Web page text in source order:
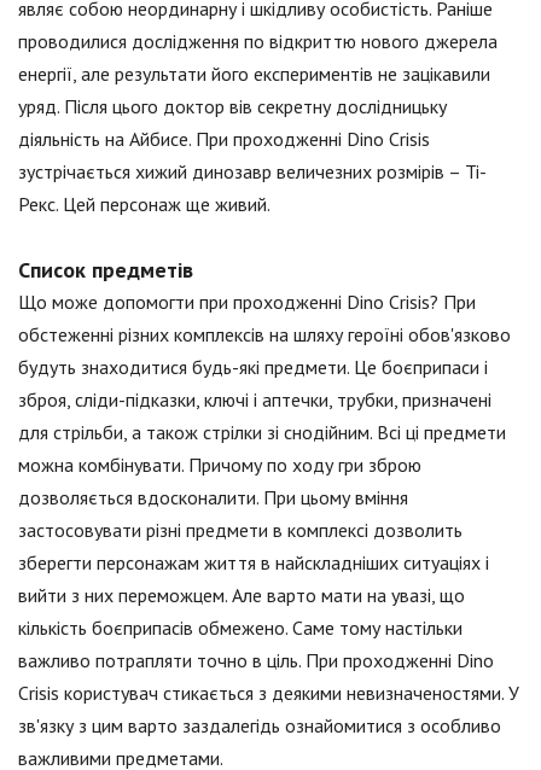
являє собою неординарну і шкідливу особистість. Раніше
проводилися дослідження по відкриттю нового джерела
енергії, але результати його експериментів не зацікавили
уряд. Після цього доктор вів секретну дослідницьку
діяльність на Айбисе. При проходженні Dino Crisis
зустрічається хижий динозавр величезних розмірів – Ті-
Рекс. Цей персонаж ще живий.
Список предметів
Що може допомогти при проходженні Dino Crisis? При
обстеженні різних комплексів на шляху героїні обов'язково
будуть знаходитися будь-які предмети. Це боєприпаси і
зброя, сліди-підказки, ключі і аптечки, трубки, призначені
для стрільби, а також стрілки зі снодійним. Всі ці предмети
можна комбінувати. Причому по ходу гри зброю
дозволяється вдосконалити. При цьому вміння
застосовувати різні предмети в комплексі дозволить
зберегти персонажам життя в найскладніших ситуаціях і
вийти з них переможцем. Але варто мати на увазі, що
кількість боєприпасів обмежено. Саме тому настільки
важливо потрапляти точно в ціль. При проходженні Dino
Crisis користувач стикається з деякими невизначеностями. У
зв'язку з цим варто заздалегідь ознайомитися з особливо
важливими предметами.